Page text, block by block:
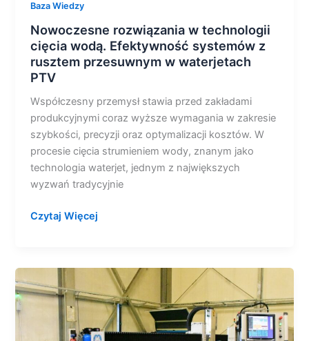
Baza Wiedzy
Nowoczesne rozwiązania w technologii
cięcia wodą. Efektywność systemów z
rusztem przesuwnym w waterjetach
PTV
Współczesny przemysł stawia przed zakładami
produkcyjnymi coraz wyższe wymagania w zakresie
szybkości, precyzji oraz optymalizacji kosztów. W
procesie cięcia strumieniem wody, znanym jako
technologia waterjet, jednym z największych
wyzwań tradycyjnie
Czytaj Więcej
Inteligentne
serce
waterjeta.